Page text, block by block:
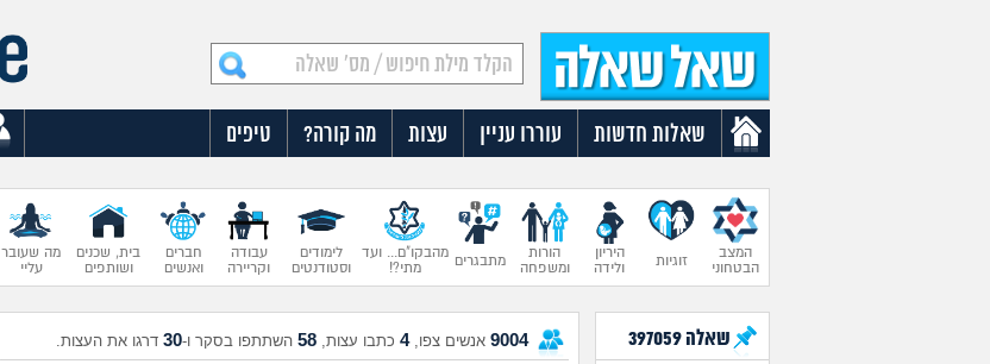
שאלות חדשות עוררו עניין עצות מה קורה? טיפים
המצב
הבטחוני
זוגיות
היריון
ולידה
הורות
ומשפחה
מתבגרים
מהבקו"ם... ועד
מתי?!
לימודים
וסטודנטים
עבודה
וקריירה
חברים
ואנשים
בית, שכנים
ושותפים
מה שעובר
עליי
שאלה397059
9004 אנשים צפו,4 כתבו עצות, 58 השתתפו בסקר ו-30 דרגו את העצות.